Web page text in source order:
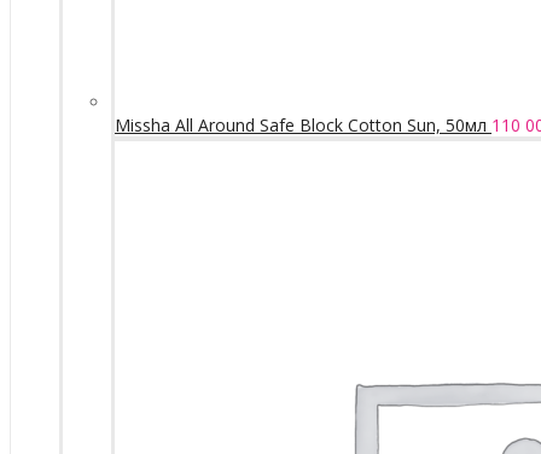
Missha All Around Safe Block Cotton Sun, 50мл 110